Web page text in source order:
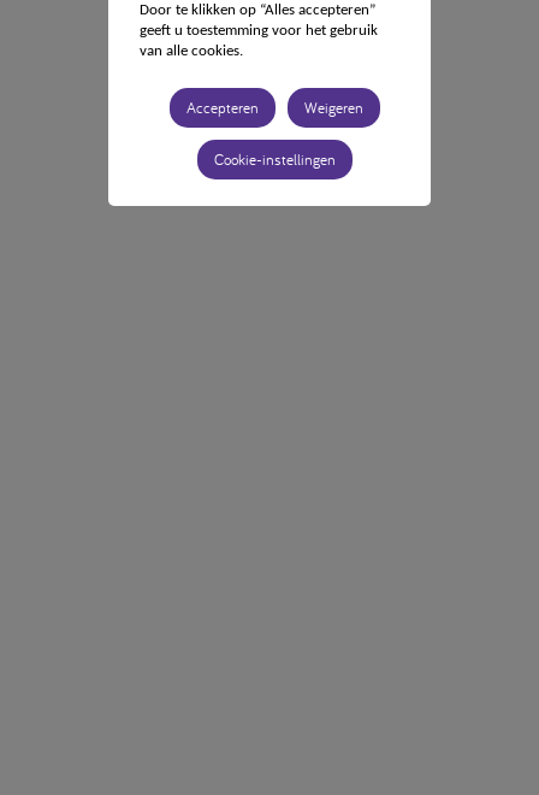
Door te klikken op “Alles accepteren”
geeft u toestemming voor het gebruik
van alle cookies.
Accepteren Weigeren
Cookie-instellingen